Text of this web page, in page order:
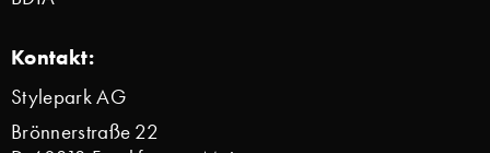
Kontakt:
Stylepark AG
Brönnerstraße 22